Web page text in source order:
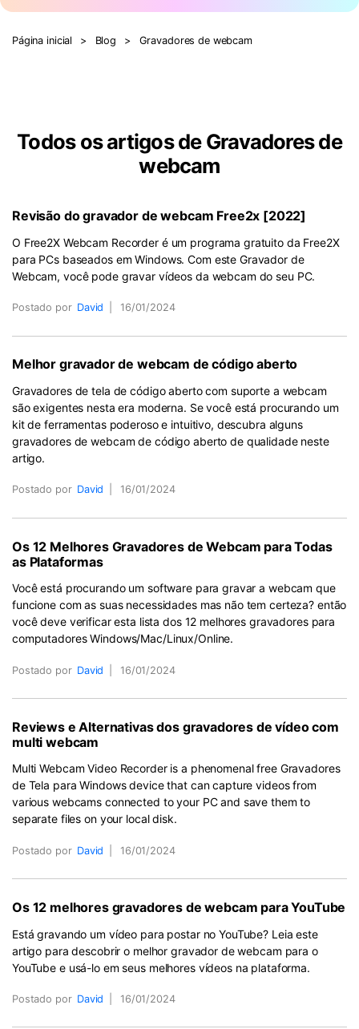
Página inicial > Blog > Gravadores de webcam
Todos os artigos de Gravadores de
webcam
Revisão do gravador de webcam Free2x [2022]
O Free2X Webcam Recorder é um programa gratuito da Free2X
para PCs baseados em Windows. Com este Gravador de
Webcam, você pode gravar vídeos da webcam do seu PC.
Postado por David 16/01/2024
Melhor gravador de webcam de código aberto
Gravadores de tela de código aberto com suporte a webcam
são exigentes nesta era moderna. Se você está procurando um
kit de ferramentas poderoso e intuitivo, descubra alguns
gravadores de webcam de código aberto de qualidade neste
artigo.
Postado por David 16/01/2024
Os 12 Melhores Gravadores de Webcam para Todas
as Plataformas
Você está procurando um software para gravar a webcam que
funcione com as suas necessidades mas não tem certeza? então
você deve verificar esta lista dos 12 melhores gravadores para
computadores Windows/Mac/Linux/Online.
Postado por David 16/01/2024
Reviews e Alternativas dos gravadores de vídeo com
multi webcam
Multi Webcam Video Recorder is a phenomenal free Gravadores
de Tela para Windows device that can capture videos from
various webcams connected to your PC and save them to
separate files on your local disk.
Postado por David 16/01/2024
Os 12 melhores gravadores de webcam para YouTube
Está gravando um vídeo para postar no YouTube? Leia este
artigo para descobrir o melhor gravador de webcam para o
YouTube e usá-lo em seus melhores vídeos na plataforma.
Postado por David 16/01/2024